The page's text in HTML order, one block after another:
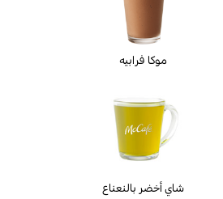
موكا فرابيه
شاي أخضر بالنعناع